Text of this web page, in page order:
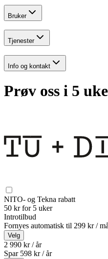
Bruker
Tjenester
Info og kontakt
Prøv oss i 5
NITO- og Tekna rabatt
50 kr for 5 uker
Introtilbud
Fornyes automatisk til 299 kr /
Velg
2 990 kr / år
Spar 598 kr /år